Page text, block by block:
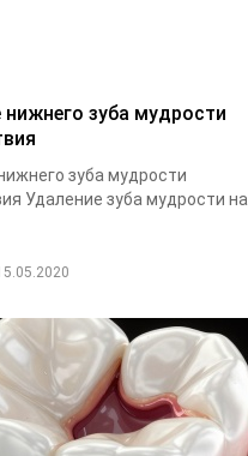
нижнего зуба мудрости
зуба мудрости
Удаление зуба мудрости на